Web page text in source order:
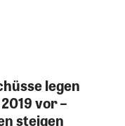
legen
vor –
steigen